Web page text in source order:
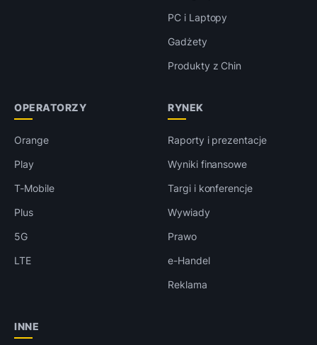
PC i Laptopy
Gadżety
Produkty z Chin
OPERATORZY
Orange
Play
T-Mobile
Plus
5G
LTE
RYNEK
Raporty i prezentacje
Wyniki finansowe
Targi i konferencje
Wywiady
Prawo
e-Handel
Reklama
INNE